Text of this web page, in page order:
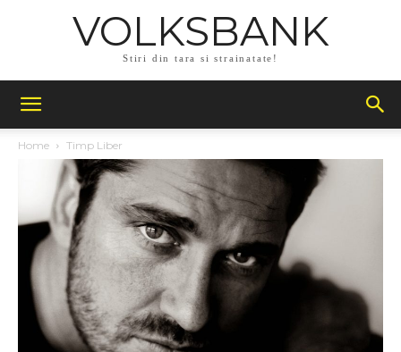
VOLKSBANK
Stiri din tara si strainatate!
Home Timp Liber